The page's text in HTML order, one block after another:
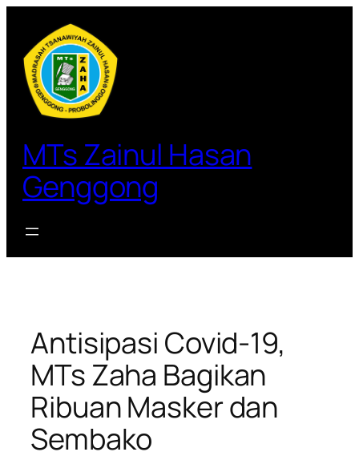
konten
MTs Zainul Hasan
Genggong
Antisipasi Covid-19,
MTs Zaha Bagikan
Ribuan Masker dan
Sembako